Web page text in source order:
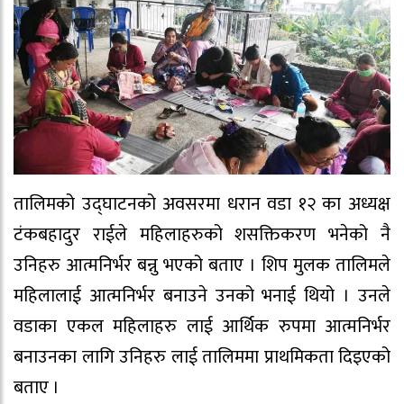
तालिमको उद्घाटनको अवसरमा धरान वडा १२ का अध्यक्ष
टंकबहादुर राईले महिलाहरुको शसक्तिकरण भनेको नै
उनिहरु आत्मनिर्भर बन्नु भएको बताए । शिप मुलक तालिमले
महिलालाई आत्मनिर्भर बनाउने उनको भनाई थियो । उनले
वडाका एकल महिलाहरु लाई आर्थिक रुपमा आत्मनिर्भर
बनाउनका लागि उनिहरु लाई तालिममा प्राथमिकता दिइएको
बताए ।